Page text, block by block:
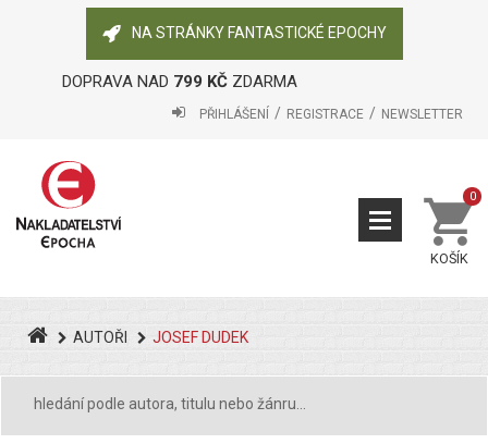
NA STRÁNKY FANTASTICKÉ EPOCHY
DOPRAVA NAD 799 KČZDARMA
PŘIHLÁŠENÍ REGISTRACE NEWSLETTER
KOŠÍK
0
AUTOŘI JOSEF DUDEK